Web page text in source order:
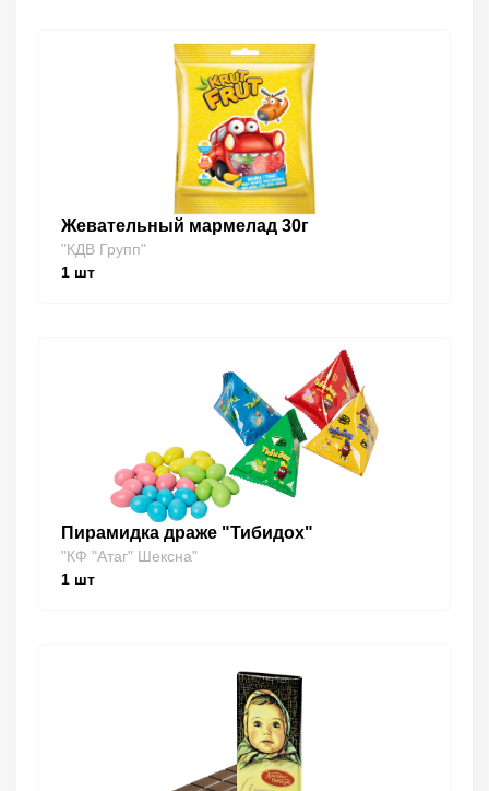
Жевательный мармелад 30г
"КДВ Групп"
1 шт
Пирамидка драже "Тибидох"
"КФ "Атаг" Шексна"
1 шт